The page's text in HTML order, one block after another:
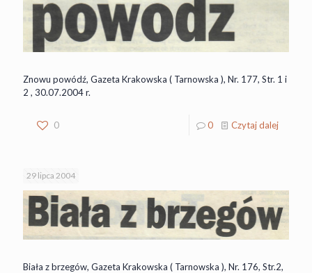
Znowu powódź, Gazeta Krakowska ( Tarnowska ), Nr. 177, Str. 1 i
2 , 30.07.2004 r.
0 0 Czytaj dalej
29 lipca 2004
Biała z brzegów, Gazeta Krakowska ( Tarnowska ), Nr. 176, Str.2,